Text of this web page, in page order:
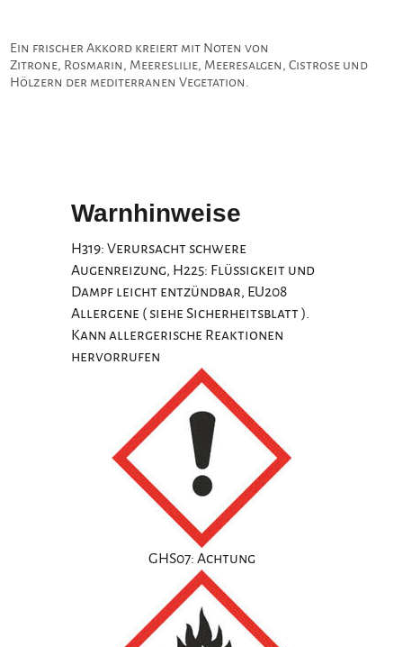
Ein frischer Akkord kreiert mit Noten von
Zitrone, Rosmarin, Meereslilie, Meeresalgen, Cistrose und
Hölzern der mediterranen Vegetation.
Warnhinweise
H319: Verursacht schwere
Augenreizung, H225: Flüssigkeit und
Dampf leicht entzündbar, EU208
Allergene ( siehe Sicherheitsblatt ).
Kann allergerische Reaktionen
hervorrufen
GHS07: Achtung